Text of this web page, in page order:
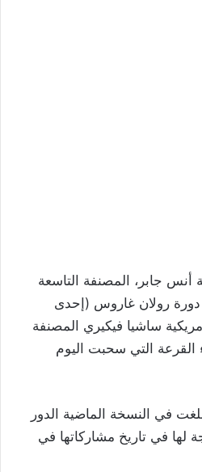
أنس جابر، المصنفة التاسعة
دورة رولان غاروس (إحدى
ساشيا فيكيري المصنفة
القرعة التي سحبت اليوم
في النسخة الماضية الدور
لها في تاريخ مشاركاتها في